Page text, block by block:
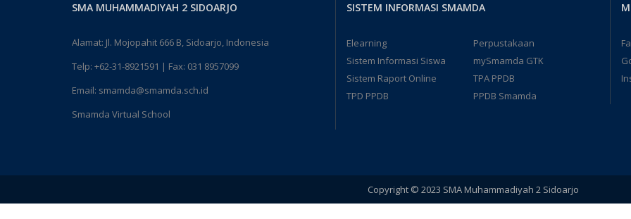
SMA MUHAMMADIYAH 2 SIDOARJO
Alamat: Jl. Mojopahit 666 B, Sidoarjo, Indonesia
Telp: +62-31-8921591 | Fax: 031 8957099
Email: smamda@smamda.sch.id
Smamda Virtual School
SISTEM INFORMASI SMAMDA
Elearning
Perpustakaan
Sistem Informasi Siswa
mySmamda GTK
Sistem Raport Online
TPA PPDB
TPD PPDB
PPDB Smamda
Copyright © 2023 SMA Muhammadiyah 2 Sidoarjo